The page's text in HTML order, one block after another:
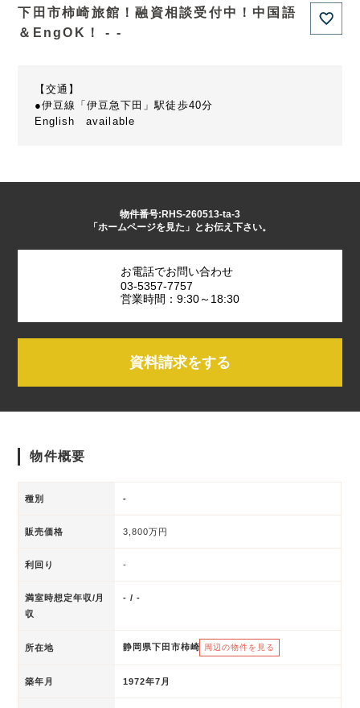
下田市柿崎旅館！融資相談受付中！中国語
＆EngOK！ - -
【交通】
●伊豆線「伊豆急下田」駅徒歩40分
English available
物件番号:RHS-260513-ta-3
「ホームページを見た」とお伝え下さい。
お電話でお問い合わせ
03-5357-7757
営業時間：9:30～18:30
資料請求をする
物件概要
種別 -
販売価格 3,800万円
利回り -
満室時想定年収/月
収
- / -
所在地 静岡県下田市柿崎 周辺の物件を見る
築年月 1972年7月